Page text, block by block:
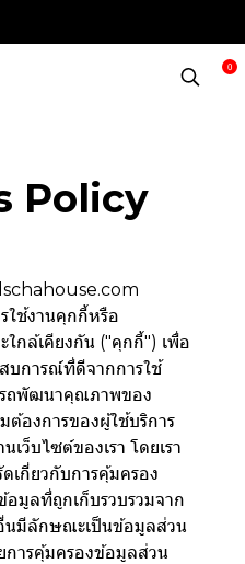
0
Policy
ใช้งานคุกกี้หรือ
กล้เคียงกัน ("คุกกี้") เพื่อ
บการณ์ที่ดีจากการใช้
รถพัฒนาคุณภาพของ
องการของผู้ใช้บริการ
เว็บไซต์ของเรา โดยเรา
เกี่ยวกับการคุ้มครอง
มูลที่ถูกเก็บรวบรวมจาก
นมีลักษณะเป็นข้อมูลส่วน
ารคุ้มครองข้อมูลส่วน